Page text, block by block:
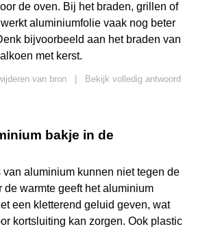
de oven. Bij het braden, grillen of
aluminiumfolie vaak nog beter
bijvoorbeeld aan het braden van
met kerst.
van bron
Bekijk volledig antwoord
bakje in de
van aluminium kunnen niet tegen de
de warmte geeft het aluminium
een kletterend geluid geven, wat
kortsluiting kan zorgen. Ook plastic